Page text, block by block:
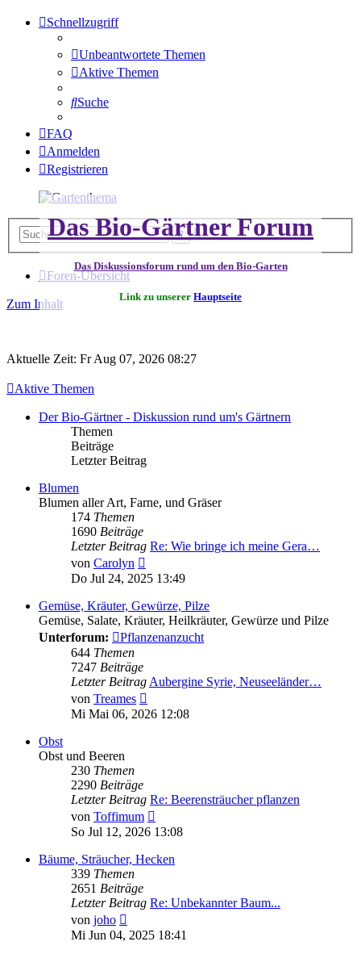
Schnellzugriff
Unbeantwortete Themen
Aktive Themen
Suche
FAQ
Anmelden
Registrieren
Das Bio-Gärtner Forum
Das Diskussionsforum rund um den Bio-Garten
Link zu unserer Hauptseite
SucheErweiterte
Foren-Übersicht
Zum Inhalt
Aktuelle Zeit: Fr Aug 07, 2026 08:27
Aktive Themen
Der Bio-Gärtner - Diskussion rund um's Gärtnern
Themen
Beiträge
Letzter Beitrag
Blumen
Blumen aller Art, Farne, und Gräser
174 Themen
1690 Beiträge
Letzter Beitrag Re: Wie bringe ich meine Gera…
von Carolyn
Beitrag
Do Jul 24, 2025 13:49
Gemüse, Kräuter, Gewürze, Pilze
Gemüse, Salate, Kräuter, Heilkräuter, Gewürze und Pilze
Unterforum:
Pflanzenanzucht
644 Themen
7247 Beiträge
Letzter Beitrag Aubergine Syrie, Neuseeländer…
von Treames
Beitrag
Mi Mai 06, 2026 12:08
Obst
Obst und Beeren
230 Themen
2290 Beiträge
Letzter Beitrag Re: Beerensträucher pflanzen
von Toffimum
Beitrag
So Jul 12, 2026 13:08
Bäume, Sträucher, Hecken
339 Themen
2651 Beiträge
Letzter Beitrag Re: Unbekannter Baum...
von joho
Beitrag
Mi Jun 04, 2025 18:41